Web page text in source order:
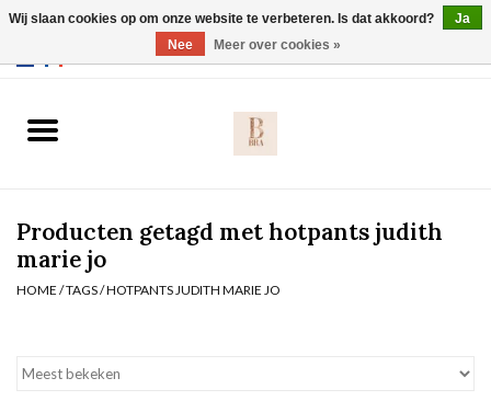
Slip
Body
Producten getagd met hotpants judith
marie jo
HOME /TAGS/HOTPANTS JUDITH MARIE JO
Wij slaan cookies op om onze website te verbeteren. Is dat akkoord?
Ja
Nee
Meer over cookies »
Webshop werkt met EU maten. .